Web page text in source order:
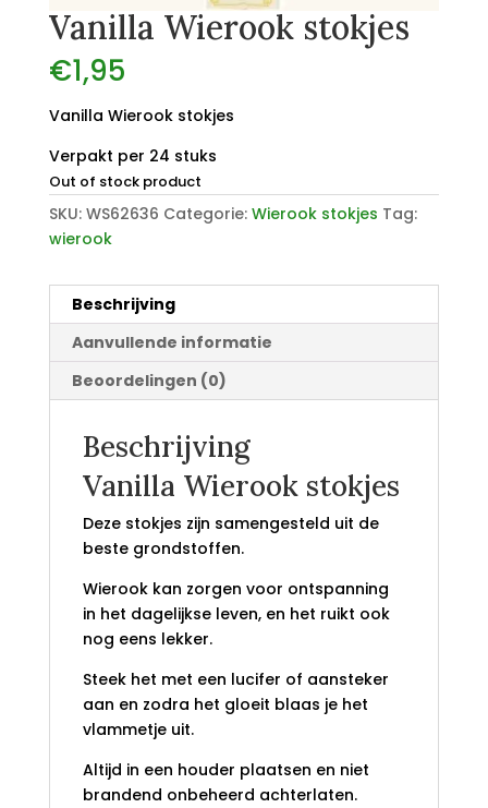
Vanilla Wierook stokjes
€1,95
Vanilla Wierook stokjes
Verpakt per 24 stuks
Out of stock product
SKU: WS62636 Categorie: Wierook stokjes Tag:
wierook
Beschrijving
Aanvullende informatie
Beoordelingen (0)
Beschrijving
Vanilla Wierook stokjes
Deze stokjes zijn samengesteld uit de
beste grondstoffen.
Wierook kan zorgen voor ontspanning
in het dagelijkse leven, en het ruikt ook
nog eens lekker.
Steek het met een lucifer of aansteker
aan en zodra het gloeit blaas je het
vlammetje uit.
Altijd in een houder plaatsen en niet
brandend onbeheerd achterlaten.